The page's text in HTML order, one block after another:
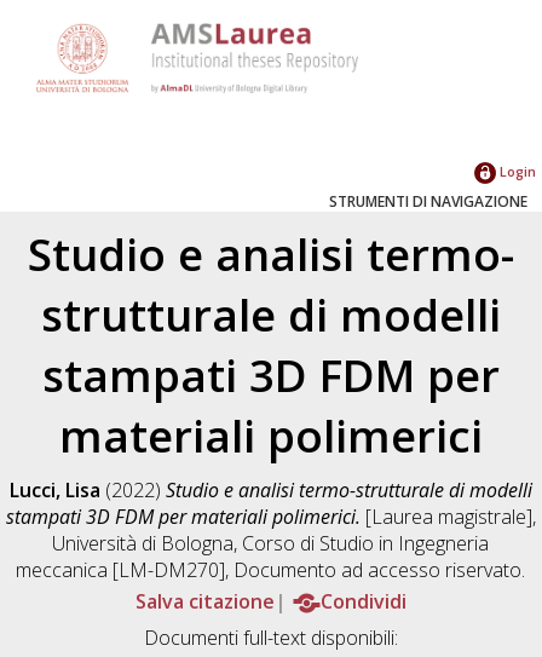
Login
STRUMENTI DI NAVIGAZIONE
Studio e analisi termo-
strutturale di modelli
stampati 3D FDM per
materiali polimerici
Lucci, Lisa (2022) Studio e analisi termo-strutturale di modelli
stampati 3D FDM per materiali polimerici. [Laurea magistrale],
Università di Bologna, Corso di Studio in Ingegneria
meccanica [LM-DM270], Documento ad accesso riservato.
Salva citazione
Condividi
Documenti full-text disponibili: